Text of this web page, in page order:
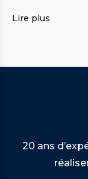
Lire plus
20 ans